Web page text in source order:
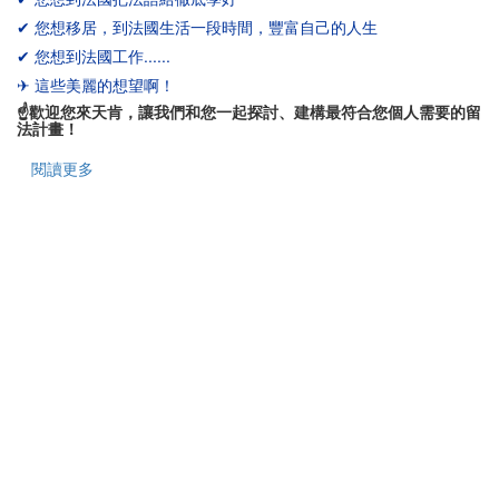
✔ 您想移居，到法國生活一段時間，豐富自己的人生
✔ 您想到法國工作......
✈ 這些美麗的想望啊！
☝歡迎您來天肯，讓我們和您一起探討、建構最符合您個人需要的留
法計畫！
閱讀更多